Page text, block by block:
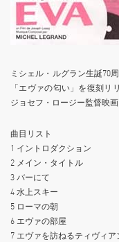
ミシェル・ルグラン生誕70
「エヴァの匂い」を復刻
ジョセフ・ロージー監督映
曲目リスト
1 イントロダクション
2 メイン・タイトル
3 バーにて
4 水上スキー
5 ローマの朝
6 エヴァの部屋
7 エヴァを訪ねるティヴィア